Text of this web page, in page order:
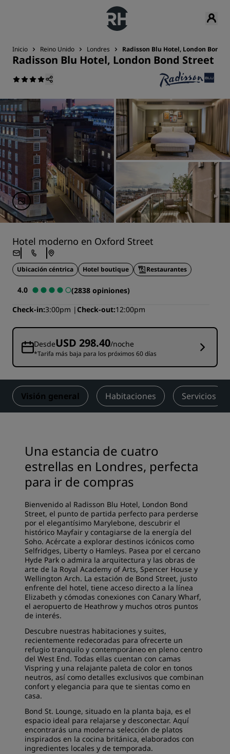
Inicio Reino Unido Londres Radisson Blu Hotel, London Bond
Radisson Blu Hotel, London Bond Street
Hotel moderno en Oxford Street
Ubicación céntrica Hotel boutique Restaurantes
4.0
(2838 opiniones)
Check-in 3:00pm Check-out 12:00pm
DesdeUSD 298.40/noche
*Tarifa más baja para los próximos 60 días
Visión general Habitaciones Servicios
Una estancia de cuatro
estrellas en Londres, perfecta
para ir de compras
Bienvenido al Radisson Blu Hotel, London Bond
Street, el punto de partida perfecto para perderse
por el elegantísimo Marylebone, descubrir el
histórico Mayfair y contagiarse de la energía del
Soho. Acércate a explorar destinos icónicos como
Selfridges, Liberty o Hamleys. Pasea por el cercano
Hyde Park o admira la arquitectura y las obras de
arte de la Royal Academy of Arts, Spencer House y
Wellington Arch. La estación de Bond Street, justo
enfrente del hotel, tiene acceso directo a la línea
Elizabeth y cómodas conexiones con Canary Wharf,
el aeropuerto de Heathrow y muchos otros puntos
de interés.
Descubre nuestras habitaciones y suites,
recientemente redecoradas para ofrecerte un
refugio tranquilo y contemporáneo en pleno centro
del West End. Todas ellas cuentan con camas
Vispring y una relajante paleta de color en tonos
neutros, así como detalles exclusivos que combinan
confort y elegancia para que te sientas como en
casa.
Bond St. Lounge, situado en la planta baja, es el
espacio ideal para relajarse y desconectar. Aquí
encontrarás una moderna selección de platos
inspirados en la cocina británica, elaborados con
ingredientes locales y de temporada.